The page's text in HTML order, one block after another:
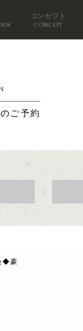
コンセプト
CONCEPT
ご予約
◆豪